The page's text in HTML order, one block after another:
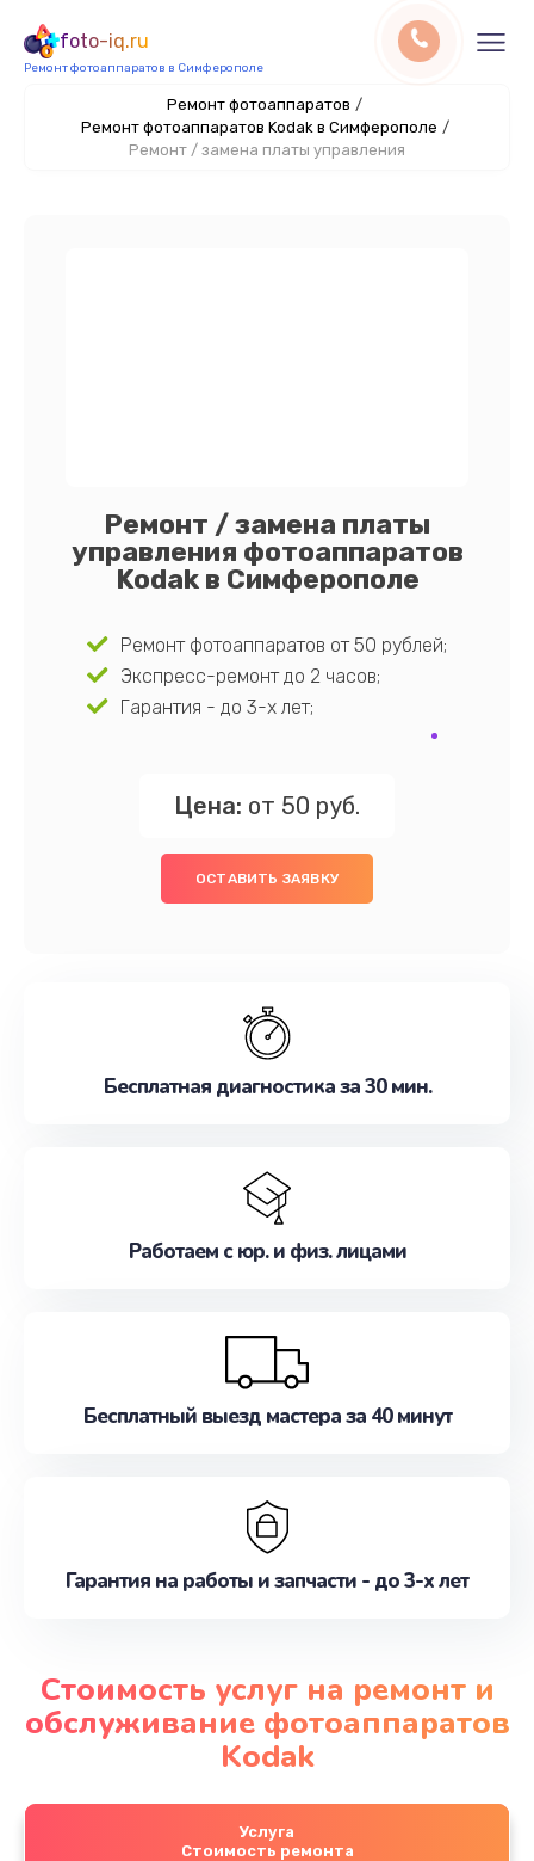
foto-iq.ru
Ремонт фотоаппаратов в Симферополе
Ремонт фотоаппаратов /
Ремонт фотоаппаратов Kodak в Симферополе /
Ремонт / замена платы управления
Ремонт / замена платы
управления фотоаппаратов
Kodak в Симферополе
Ремонт фотоаппаратов от 50 рублей;
Экспресс-ремонт до 2 часов;
Гарантия - до 3-х лет;
Цена: от 50 руб.
ОСТАВИТЬ ЗАЯВКУ
Бесплатная диагностика за 30 мин.
Работаем с юр. и физ. лицами
Бесплатный выезд мастера за 40 минут
Гарантия на работы и запчасти - до 3-х лет
Стоимость услуг на ремонт и
обслуживание фотоаппаратов
Kodak
Услуга
Стоимость ремонта